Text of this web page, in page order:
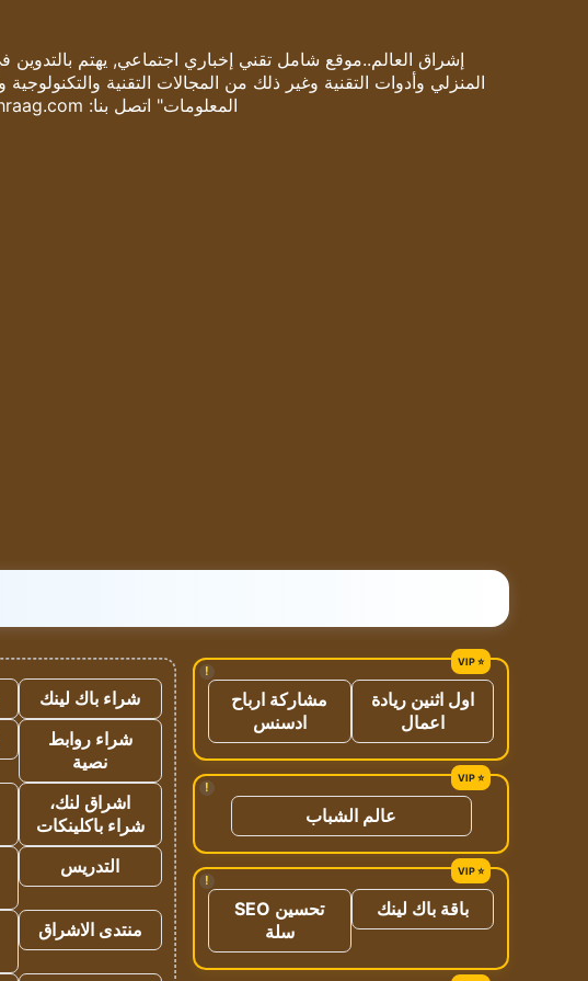
إشراق العالم..موقع شامل تقني إخباري اجتماعي, يهتم بالتدوين
المنزلي وأدوات التقنية وغير ذلك من المجالات التقنية
المعلومات" اتصل بنا:
!
اول اثنين ريادة
اعمال
مشاركة ارباح
ادسنس
!
عالم الشباب
!
باقة باك لينك
تحسين SEO
سلة
شراء باك لينك
شراء روابط
نصية
اشراق لنك،
شراء باكلينكات
التدريس
منتدى الاشراق